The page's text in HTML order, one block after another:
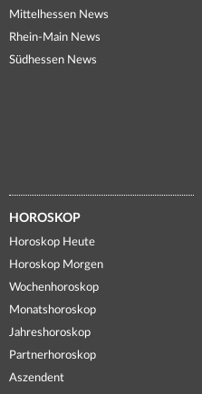
Mittelhessen News
Rhein-Main News
Südhessen News
HOROSKOP
Horoskop Heute
Horoskop Morgen
Wochenhoroskop
Monatshoroskop
Jahreshoroskop
Partnerhoroskop
Aszendent